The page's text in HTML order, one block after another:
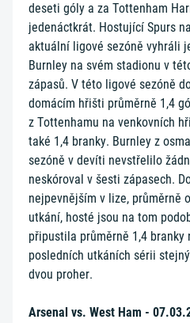
deseti góly a za Tottenham
jedenáctkrát. Hostující Spurs
aktuální ligové sezóně vyhráli
Burnley na svém stadionu v
zápasů. V této ligové sezóně
domácím hřišti průměrně 1,4
z Tottenhamu na venkovních
také 1,4 branky. Burnley z
sezóně v devíti nevstřelilo
neskóroval v šesti zápasech.
nejpevnějším v lize, průměrně
utkání, hosté jsou na tom
připustila průměrně 1,4 branky
posledních utkáních sérii
dvou proher.
Arsenal vs. West Ham -